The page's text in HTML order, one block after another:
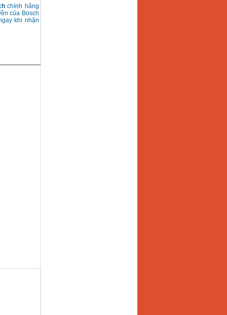
chính hãng
của Bosch
khi nhận